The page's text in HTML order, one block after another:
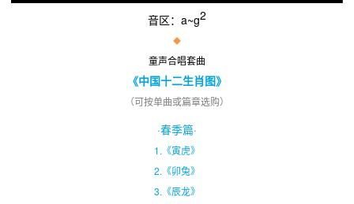
音区：a~g2
◆
童声合唱套曲
《中国十二生肖图》
（可按单曲或篇章选购）
·春季篇·
1.《寅虎》
2.《卯兔》
3.《辰龙》